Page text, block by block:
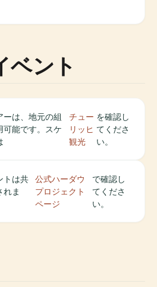
ベント
ーは、地元の組
可能です。スケ
チュー
リッヒ
観光
を確認し
てくださ
い。
トは共
れま
公式ハーダウ
プロジェクト
ページ
で確認し
てくださ
い。